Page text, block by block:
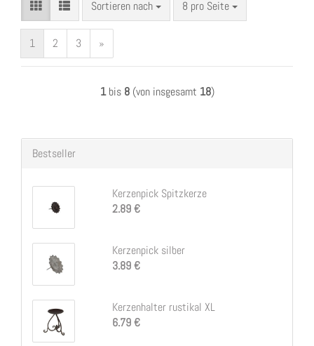
Sortieren nach
Sortieren nach 8 pro Seite
pro Seite
1 2 3 »
1bis 8(von insgesamt 18)
Bestseller
Kerzenpick Spitzkerze
2.89 €
Kerzenpick silber
3.89 €
Kerzenhalter rustikal XL
6.79 €